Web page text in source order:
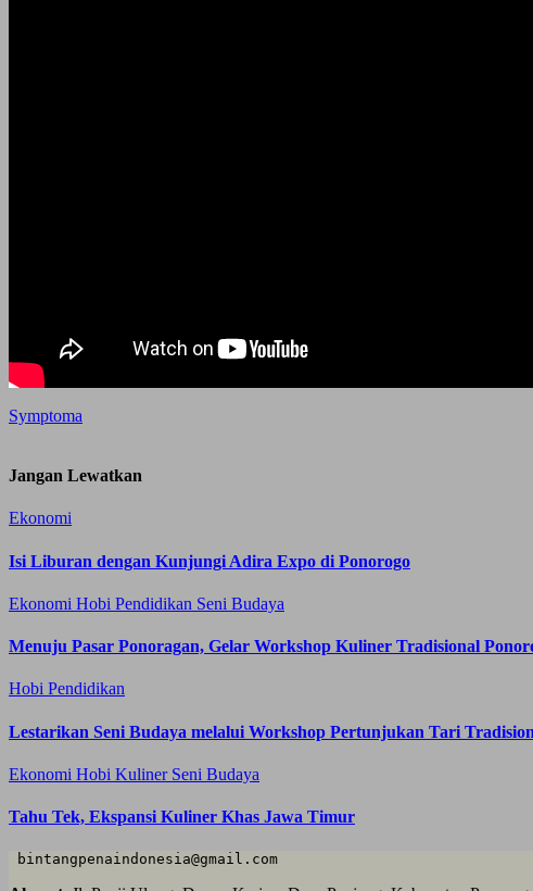
Symptoma
Jangan Lewatkan
Ekonomi
Isi Liburan dengan Kunjungi Adira Expo di Ponorogo
Ekonomi Hobi Pendidikan Seni Budaya
Menuju Pasar Ponoragan, Gelar Workshop Kuliner Tradisional
Hobi Pendidikan
Lestarikan Seni Budaya melalui Workshop Pertunjukan Tari
Ekonomi Hobi Kuliner Seni Budaya
Tahu Tek, Ekspansi Kuliner Khas Jawa Timur
bintangpenaindonesia@gmail.com